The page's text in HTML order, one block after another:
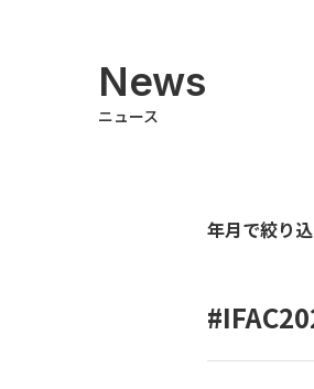
News
ニュース
年月で絞り